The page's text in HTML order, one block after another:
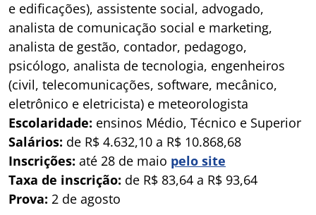
e edificações), assistente social, advogado,
analista de comunicação social e marketing,
analista de gestão, contador, pedagogo,
psicólogo, analista de tecnologia, engenheiros
(civil, telecomunicações, software, mecânico,
eletrônico e eletricista) e meteorologista
Escolaridade: ensinos Médio, Técnico e Superior
Salários: de R$ 4.632,10 a R$ 10.868,68
Inscrições: até 28 de maio pelo site
Taxa de inscrição: de R$ 83,64 a R$ 93,64
Prova: 2 de agosto